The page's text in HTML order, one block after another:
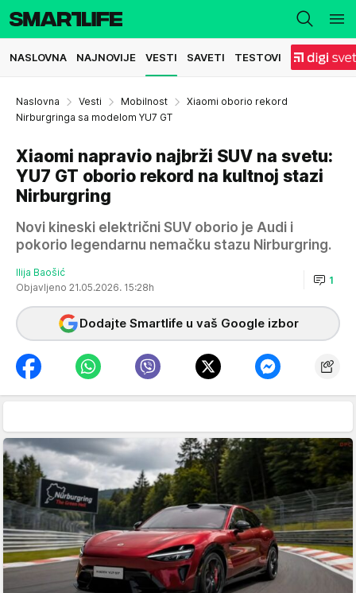
NASLOVNA NAJNOVIJE VESTI SAVETI TESTOVI
Naslovna Vesti Mobilnost
Xiaomi oborio rekord
Nirburgringa sa modelom YU7 GT
Xiaomi napravio najbrži SUV na svetu:
YU7 GT oborio rekord na kultnoj stazi
Nirburgring
Novi kineski električni SUV oborio je Audi i
pokorio legendarnu nemačku stazu Nirburgring.
Ilija Baošić
Objavljeno 21.05.2026. 15:28h
1
Dodajte Smartlife u vaš Google izbor